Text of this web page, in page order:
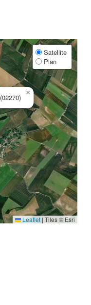
(02270)
×
Satellite
Plan
Leaflet | Tiles © Esri